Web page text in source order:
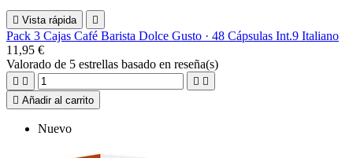
 Vista rápida 
Pack 3 Cajas Café Barista Dolce Gusto · 48 Cápsulas Int.9 Italiano
11,95 €
Valorado de 5 estrellas basado en reseña(s)
   
 Añadir al carrito
Nuevo